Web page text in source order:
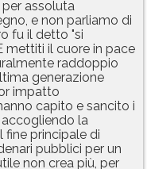
assoluta
e non parliamo di
fu il detto "si
mettiti il cuore in pace
raddoppio
generazione
impatto
capito e sancito i
la
fine principale di
pubblici per un
non crea più, per